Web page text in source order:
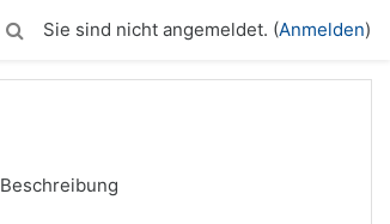
Sie sind nicht angemeldet. (Anmelden)
Beschreibung